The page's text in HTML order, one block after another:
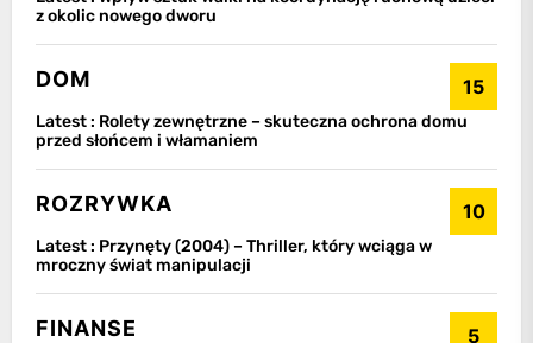
z okolic nowego dworu
DOM 15
Latest : Rolety zewnętrzne – skuteczna ochrona domu
przed słońcem i włamaniem
ROZRYWKA 10
Latest : Przynęty (2004) – Thriller, który wciąga w
mroczny świat manipulacji
FINANSE 5